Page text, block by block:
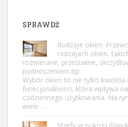
SPRAWDŹ
Rodzaje okien:
rodzajach okien,
rozwierane, przesuwne,
podnoszeniem itp.
Wybór okien to nie tylko kwestia
funkcjonalności, która wpływa
codziennego użytkowania. Na
wiele …